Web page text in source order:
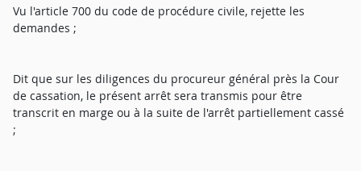
Vu l'article 700 du code de procédure civile, rejette les
demandes ;
Dit que sur les diligences du procureur général près la Cour
de cassation, le présent arrêt sera transmis pour être
transcrit en marge ou à la suite de l'arrêt partiellement cassé
;